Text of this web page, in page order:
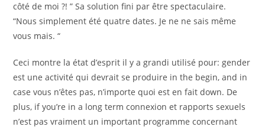
côté de moi ?! ” Sa solution fini par être spectaculaire.
“Nous simplement été quatre dates. Je ne ne sais même
vous mais. “
Ceci montre la état d’esprit il y a grandi utilisé pour: gender
est une activité qui devrait se produire in the begin, and in
case vous n’êtes pas, n’importe quoi est en fait down. De
plus, if you’re in a long term connexion et rapports sexuels
n’est pas vraiment un important programme concernant